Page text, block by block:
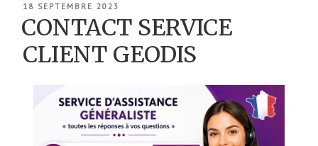
PUBLIÉ
LE
18 SEPTEMBRE 2023
CONTACT SERVICE
CLIENT GEODIS